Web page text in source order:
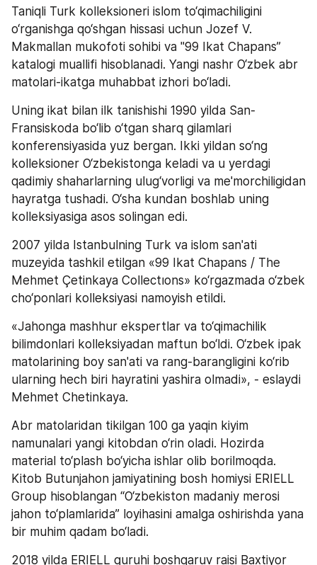
Taniqli Turk kolleksioneri islom to‘qimachiligini
o‘rganishga qo‘shgan hissasi uchun Jozef V.
Makmallan mukofoti sohibi va "99 Ikat Chapans”
katalogi muallifi hisoblanadi. Yangi nashr O‘zbek abr
matolari-ikatga muhabbat izhori bo‘ladi.
Uning ikat bilan ilk tanishishi 1990 yilda San-
Fransiskoda bo‘lib o‘tgan sharq gilamlari
konferensiyasida yuz bergan. Ikki yildan so‘ng
kolleksioner O‘zbekistonga keladi va u yerdagi
qadimiy shaharlarning ulug‘vorligi va me'morchiligidan
hayratga tushadi. O‘sha kundan boshlab uning
kolleksiyasiga asos solingan edi.
2007 yilda Istanbulning Turk va islom san'ati
muzeyida tashkil etilgan «99 Ikat Chapans / The
Mehmet Çetinkaya Collectıons» ko‘rgazmada o‘zbek
cho‘ponlari kolleksiyasi namoyish etildi.
«Jahonga mashhur ekspertlar va to‘qimachilik
bilimdonlari kolleksiyadan maftun bo‘ldi. O‘zbek ipak
matolarining boy san'ati va rang-barangligini ko‘rib
ularning hech biri hayratini yashira olmadi», - eslaydi
Mehmet Chetinkaya.
Abr matolaridan tikilgan 100 ga yaqin kiyim
namunalari yangi kitobdan o‘rin oladi. Hozirda
material to‘plash bo‘yicha ishlar olib borilmoqda.
Kitob Butunjahon jamiyatining bosh homiysi ERIELL
Group hisoblangan “O‘zbekiston madaniy merosi
jahon to‘plamlarida” loyihasini amalga oshirishda yana
bir muhim qadam bo‘ladi.
2018 yilda ERIELL guruhi boshqaruv raisi Baxtiyor